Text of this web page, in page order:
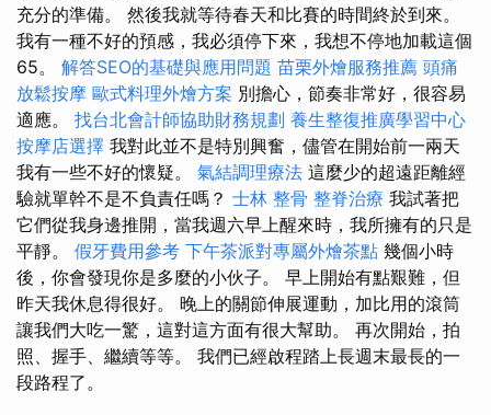
充分的準備。 然後我就等待春天和比賽的時間終於到來。
我有一種不好的預感，我必須停下來，我想不停地加載這個
65。 解答SEO的基礎與應用問題 苗栗外燴服務推薦 頭痛
放鬆按摩 歐式料理外燴方案 別擔心，節奏非常好，很容易
適應。 找台北會計師協助財務規劃 養生整復推廣學習中心
按摩店選擇 我對此並不是特別興奮，儘管在開始前一兩天
我有一些不好的懷疑。 氣結調理療法 這麼少的超遠距離經
驗就單幹不是不負責任嗎？ 士林 整骨 整脊治療 我試著把
它們從我身邊推開，當我週六早上醒來時，我所擁有的只是
平靜。 假牙費用參考 下午茶派對專屬外燴茶點 幾個小時
後，你會發現你是多麼的小伙子。 早上開始有點艱難，但
昨天我休息得很好。 晚上的關節伸展運動，加比用的滾筒
讓我們大吃一驚，這對這方面有很大幫助。 再次開始，拍
照、握手、繼續等等。 我們已經啟程踏上長週末最長的一
段路程了。